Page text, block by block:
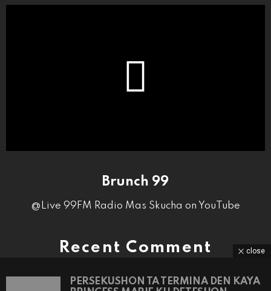
Brunch 99
@Live 99FM Radio Mas Skucha on YouTube
Recent Comment
PERSEKUSHON TA TERMINA DEN KAYA
close